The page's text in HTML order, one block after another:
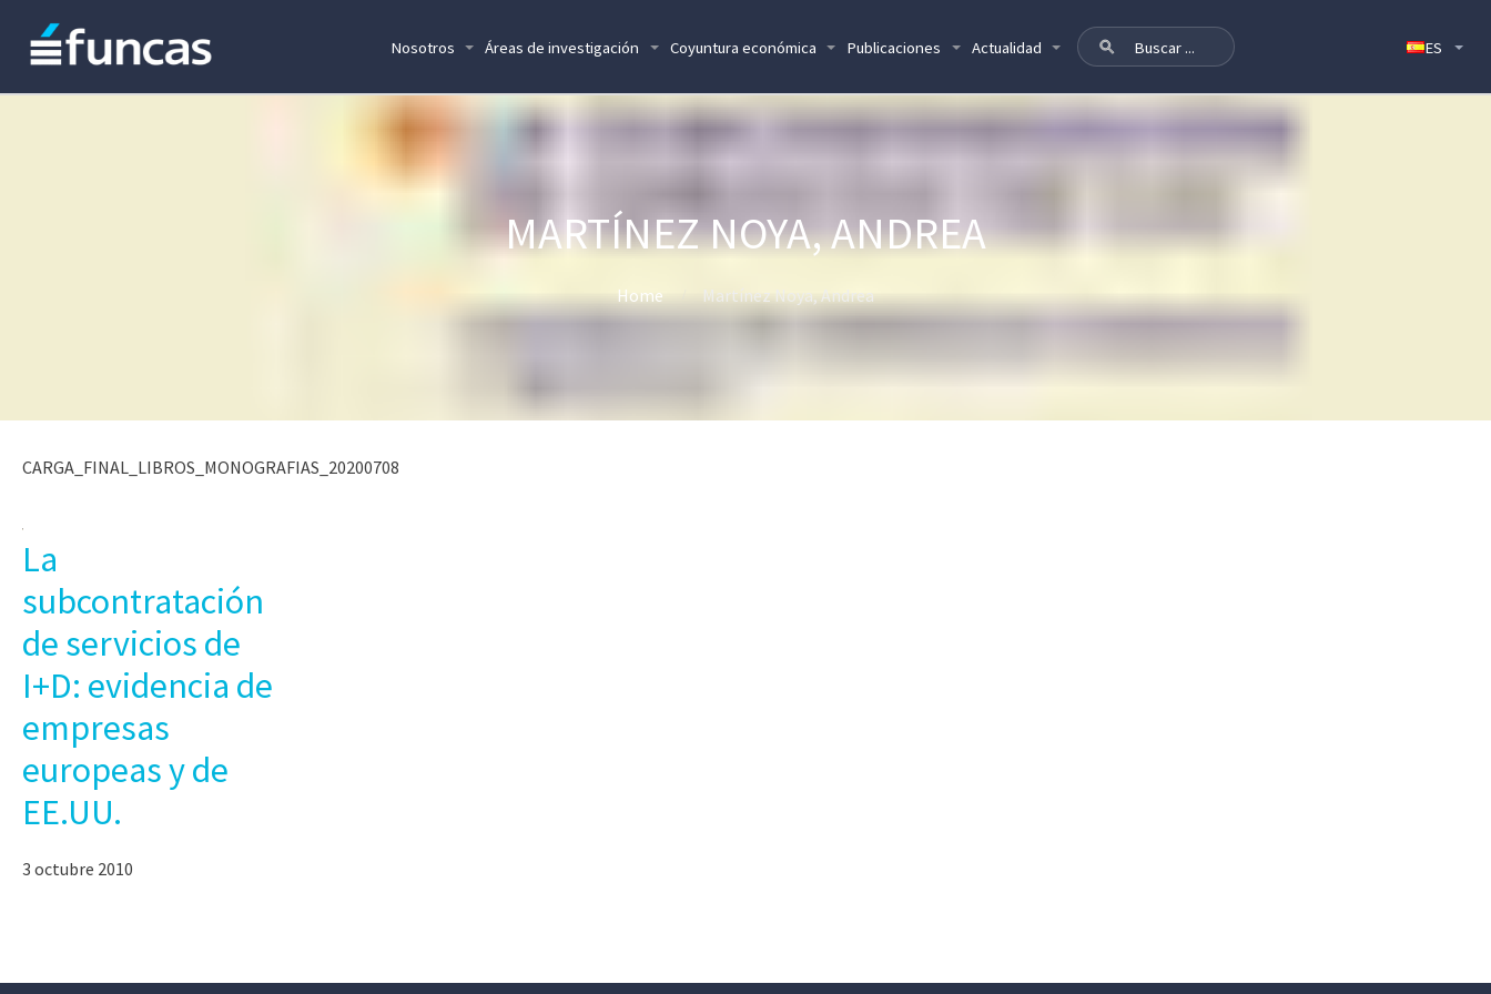
Nosotros Áreas de investigación Coyuntura económica Publicaciones Actualidad
MARTÍNEZ NOYA, ANDREA
Home Martínez Noya, Andrea
CARGA_FINAL_LIBROS_MONOGRAFIAS_20200708
La
subcontratación
de servicios de
I+D: evidencia de
empresas
europeas y de
EE.UU.
3 octubre 2010